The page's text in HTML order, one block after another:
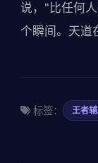
说，"比任何
个瞬间。天道
标签： 王者